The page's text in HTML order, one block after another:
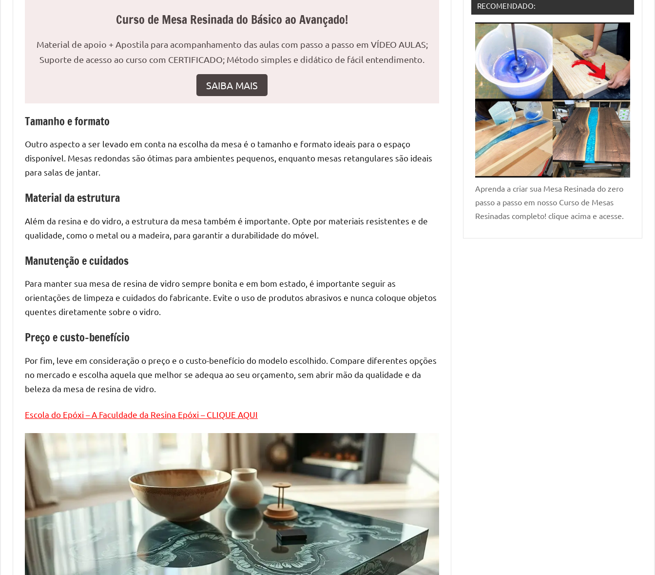
para
lugares,
aqui
encontrará
para
transformar
únicas.
Nosso
em
apresentar
tendências
para
de
qualidade,
como
as
River
Tables
e
mesas
de
Curso de Mesa Resinada do Básico ao Avançado!
Material de apoio + Apostila para acompanhamento das aulas com passo a passo em VÍDEO AULAS;
Suporte de acesso ao curso com CERTIFICADO; Método simples e didático de fácil entendimento.
SAIBA MAIS
Tamanho e formato
Outro aspecto a ser levado em conta na escolha da mesa é o tamanho e formato ideais para o espaço
disponível. Mesas redondas são ótimas para ambientes pequenos, enquanto mesas retangulares são ideais
para salas de jantar.
Material da estrutura
Além da resina e do vidro, a estrutura da mesa também é importante. Opte por materiais resistentes e de
qualidade, como o metal ou a madeira, para garantir a durabilidade do móvel.
Manutenção e cuidados
Para manter sua mesa de resina de vidro sempre bonita e em bom estado, é importante seguir as
orientações de limpeza e cuidados do fabricante. Evite o uso de produtos abrasivos e nunca coloque objetos
quentes diretamente sobre o vidro.
Preço e custo-benefício
Por fim, leve em consideração o preço e o custo-benefício do modelo escolhido. Compare diferentes opções
no mercado e escolha aquela que melhor se adequa ao seu orçamento, sem abrir mão da qualidade e da
beleza da mesa de resina de vidro.
Escola do Epóxi – A Faculdade da Resina Epóxi – CLIQUE AQUI
RECOMENDADO:
Aprenda a criar sua Mesa Resinada do zero
passo a passo em nosso Curso de Mesas
Resinadas completo! clique acima e acesse.